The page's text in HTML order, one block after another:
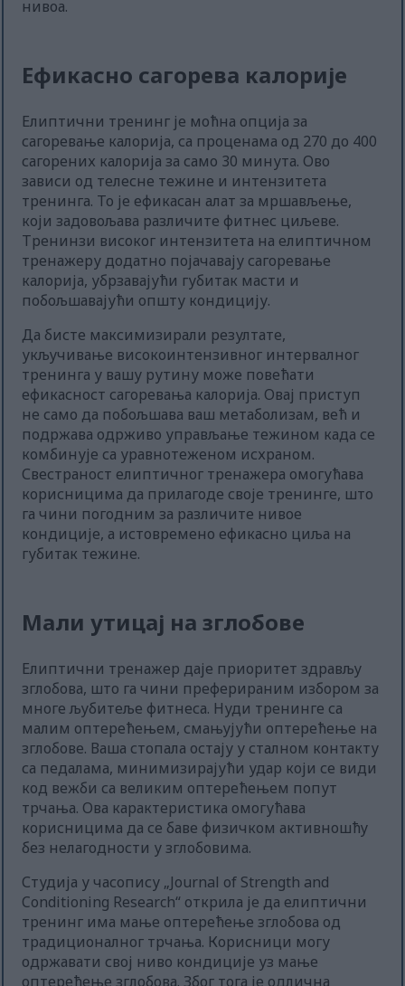
нивоа.
Ефикасно сагорева калорије
Елиптични тренинг је моћна опција за
сагоревање калорија, са проценама од 270 до 400
сагорених калорија за само 30 минута. Ово
зависи од телесне тежине и интензитета
тренинга. То је ефикасан алат за мршављење,
који задовољава различите фитнес циљеве.
Тренинзи високог интензитета на елиптичном
тренажеру додатно појачавају сагоревање
калорија, убрзавајући губитак масти и
побољшавајући општу кондицију.
Да бисте максимизирали резултате,
укључивање високоинтензивног интервалног
тренинга у вашу рутину може повећати
ефикасност сагоревања калорија. Овај приступ
не само да побољшава ваш метаболизам, већ и
подржава одрживо управљање тежином када се
комбинује са уравнотеженом исхраном.
Свестраност елиптичног тренажера омогућава
корисницима да прилагоде своје тренинге, што
га чини погодним за различите нивое
кондиције, а истовремено ефикасно циља на
губитак тежине.
Мали утицај на зглобове
Елиптични тренажер даје приоритет здрављу
зглобова, што га чини преферираним избором за
многе љубитеље фитнеса. Нуди тренинге са
малим оптерећењем, смањујући оптерећење на
зглобове. Ваша стопала остају у сталном контакту
са педалама, минимизирајући удар који се види
код вежби са великим оптерећењем попут
трчања. Ова карактеристика омогућава
корисницима да се баве физичком активношћу
без нелагодности у зглобовима.
Студија у часопису „Journal of Strength and
Conditioning Research“ открила је да елиптични
тренинг има мање оптерећење зглобова од
традиционалног трчања. Корисници могу
одржавати свој ниво кондиције уз мање
оптерећење зглобова. Због тога је одлична